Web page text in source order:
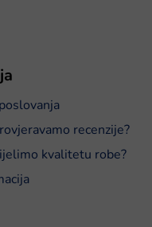
recenzije?
kvalitetu robe?